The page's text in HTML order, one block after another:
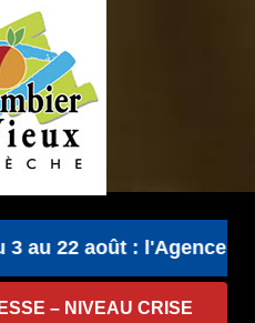
3 au 22 août : l'Agence
– NIVEAU CRISE